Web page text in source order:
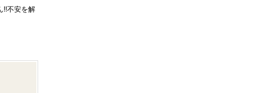
!!不安を解